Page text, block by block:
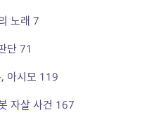
노래 7
단 71
아시모 119
자살 사건 167